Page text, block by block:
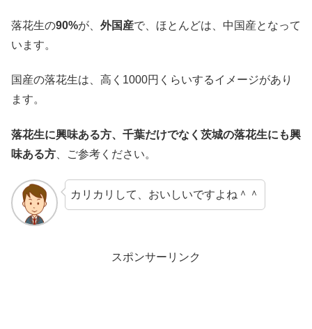
落花生の90%が、 外国産で、ほとんどは、中国産となって
います。
国産の落花生は、高く1000円くらいするイメージがあり
ます。
落花生に興味ある方、千葉だけでなく茨城の落花生にも興
味ある方 、ご参考ください。
カリカリして、おいしいですよね＾＾
スポンサーリンク